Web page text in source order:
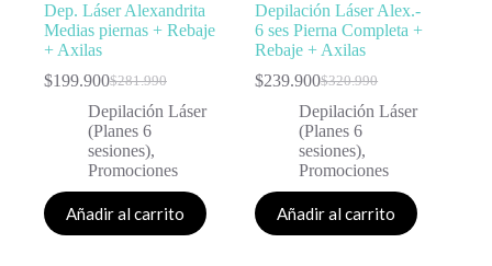
Dep. Láser Alexandrita
Medias piernas + Rebaje
+ Axilas
$281.990
$199.900
Depilación Láser
(Planes 6
sesiones),
Promociones
Añadir al carrito
Depilación Láser Alex.-
6 ses Pierna Completa +
Rebaje + Axilas
$320.990
$239.900
Depilación Láser
(Planes 6
sesiones),
Promociones
Añadir al carrito